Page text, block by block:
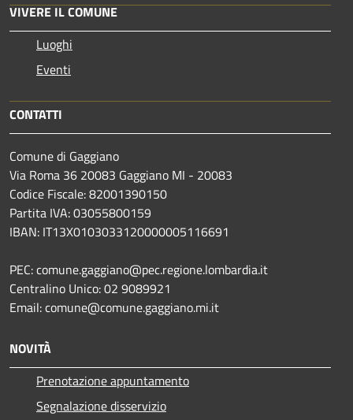
VIVERE IL COMUNE
Luoghi
Eventi
CONTATTI
Comune di Gaggiano
Via Roma 36 20083 Gaggiano MI - 20083
Codice Fiscale: 82001390150
Partita IVA: 03055800159
IBAN: IT13X0103033120000005116691
PEC: comune.gaggiano@pec.regione.lombardia.it
Centralino Unico: 02 9089921
Email: comune@comune.gaggiano.mi.it
NOVITÀ
Prenotazione appuntamento
Segnalazione disservizio